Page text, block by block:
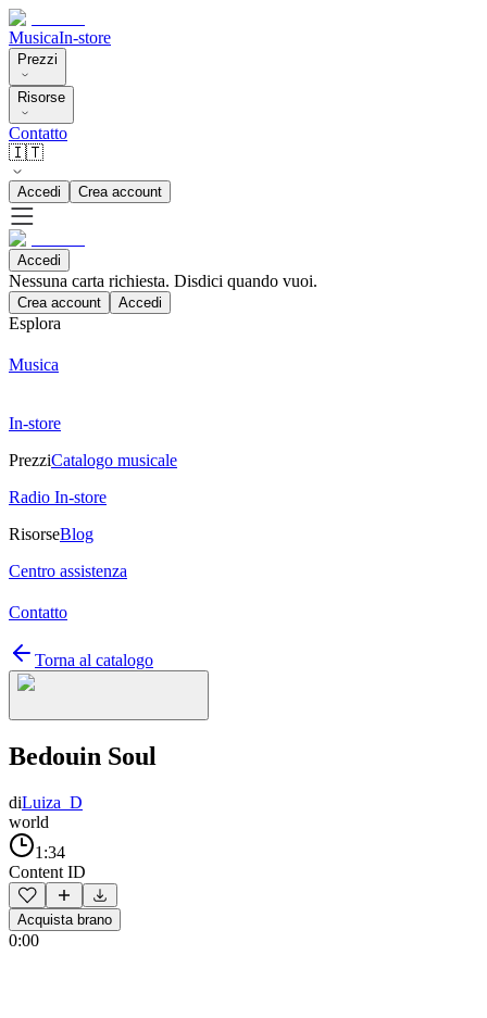
MusicaIn-store
Prezzi
Risorse
Contatto
🇮🇹
Accedi Crea account
Accedi
Nessuna carta richiesta. Disdici quando vuoi.
Crea account Accedi
Esplora
Musica
In-store
PrezziCatalogo musicale
Radio In-store
RisorseBlog
Centro assistenza
Contatto
Torna al catalogo
Bedouin Soul
diLuiza_D
world
1:34
Content ID
Acquista brano
0:00